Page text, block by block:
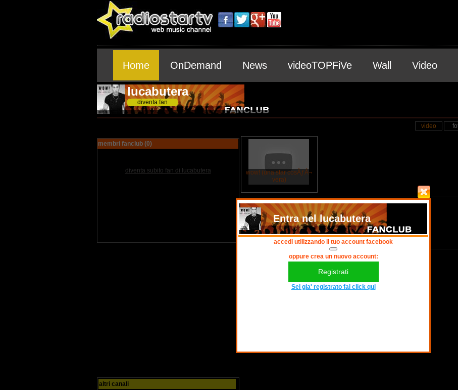
Home OnDemand News videoTOPFiVe Wall Video
lucabutera
diventa fan
membri fanclub (0)
diventa subito fan di lucabutera
altri canali
info
(nessuna info per lucabutera)
Entra nel lucabutera
accedi utilizzando il tuo account facebook
oppure crea un nuovo account:
Registrati
Sei gia' registrato fai click qui